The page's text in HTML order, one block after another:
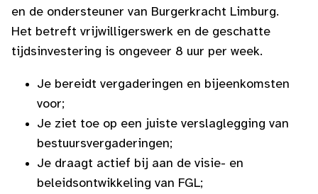
en de ondersteuner van Burgerkracht Limburg.
Het betreft vrijwilligerswerk en de geschatte
tijdsinvestering is ongeveer 8 uur per week.
Je bereidt vergaderingen en bijeenkomsten
voor;
Je ziet toe op een juiste verslaglegging van
bestuursvergaderingen;
Je draagt actief bij aan de visie- en
beleidsontwikkeling van FGL;